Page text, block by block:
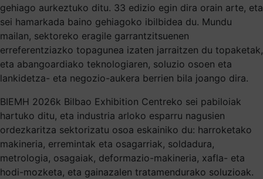
gehiago aurkeztuko ditu. 33 edizio egin dira orain arte, eta
sei hamarkada baino gehiagoko ibilbidea du. Mundu
mailan, sektoreko eragile garrantzitsuenen
erreferentziazko topagunea izaten jarraitzen du topaketak,
eta abangoardiako teknologiaren, soluzio osoen eta
lankidetza- eta negozio-aukera berrien bila joango dira.
BIEMH 2026k Bilbao Exhibition Centreko sei pabiloiak
hartuko ditu, eta industria arloko esparru nagusien
ordezkaritza sektorizatu osoa eskainiko du: harroketako
makineria, erremintak eta osagarriak, soldadura,
metrologia, osagaiak, deformazio-makineria, xafla- eta
hodi-mozketa, eta gainazalen tratamendurako soluzioak.